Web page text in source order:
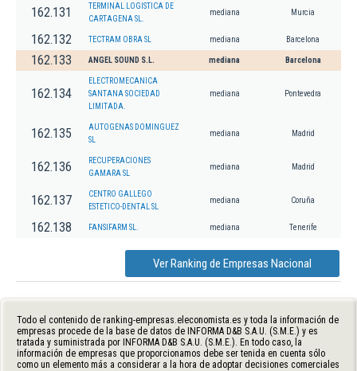
162.131
TERMINAL LOGISTICA DE
CARTAGENA SL.
mediana Murcia
162.132 TECTRAM OBRA SL mediana Barcelona
162.133 ANGEL SOUND S.L. mediana Barcelona
162.134
ELECTROMECANICA
SANTANA SOCIEDAD
LIMITADA.
mediana Pontevedra
162.135
AUTOGENAS DOMINGUEZ
SL
mediana Madrid
162.136
RECUPERACIONES
GAMARA SL
mediana Madrid
162.137
CENTRO GALLEGO
ESTETICO-DENTAL SL
mediana Coruña
162.138 FANSIFARM SL. mediana Tenerife
Ver Ranking de Empresas Nacional
Todo el contenido de ranking-empresas.eleconomista.es y toda la información de
empresas procede de la base de datos de INFORMA D&B S.A.U. (S.M.E.) y es
tratada y suministrada por INFORMA D&B S.A.U. (S.M.E.). En todo caso, la
información de empresas que proporcionamos debe ser tenida en cuenta sólo
como un elemento más a considerar a la hora de adoptar decisiones comerciales